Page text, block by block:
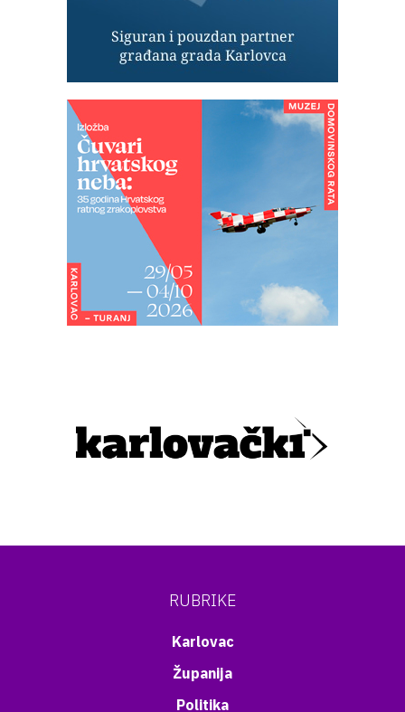
RUBRIKE
Karlovac
Županija
Politika